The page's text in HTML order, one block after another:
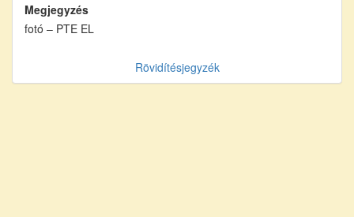
Megjegyzés
fotó – PTE EL
Rövidítésjegyzék